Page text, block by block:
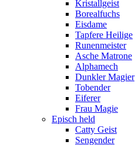
Kristallgeist
Borealfuchs
Eisdame
Tapfere Heilige
Runenmeister
Asche Matrone
Alphamech
Dunkler Magier
Tobender
Eiferer
Frau Magie
Episch held
Catty Geist
Sengender